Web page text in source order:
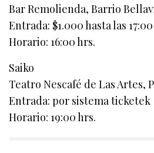
Bar Remolienda, Barrio
Entrada: $1.000 hasta las
Horario: 16:00 hrs.
Saiko
Teatro Nescafé de Las Artes,
Entrada: por sistema ticketek
Horario: 19:00 hrs.